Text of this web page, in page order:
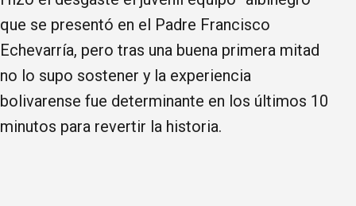
que se presentó en el Padre Francisco
Echevarría, pero tras una buena primera mitad
no lo supo sostener y la experiencia
bolivarense fue determinante en los últimos 10
minutos para revertir la historia.